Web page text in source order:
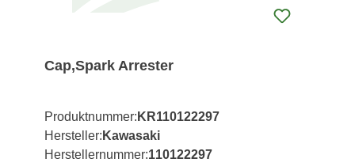
Cap,Spark Arrester
Produktnummer: KR110122297
Hersteller: Kawasaki
Herstellernummer:110122297